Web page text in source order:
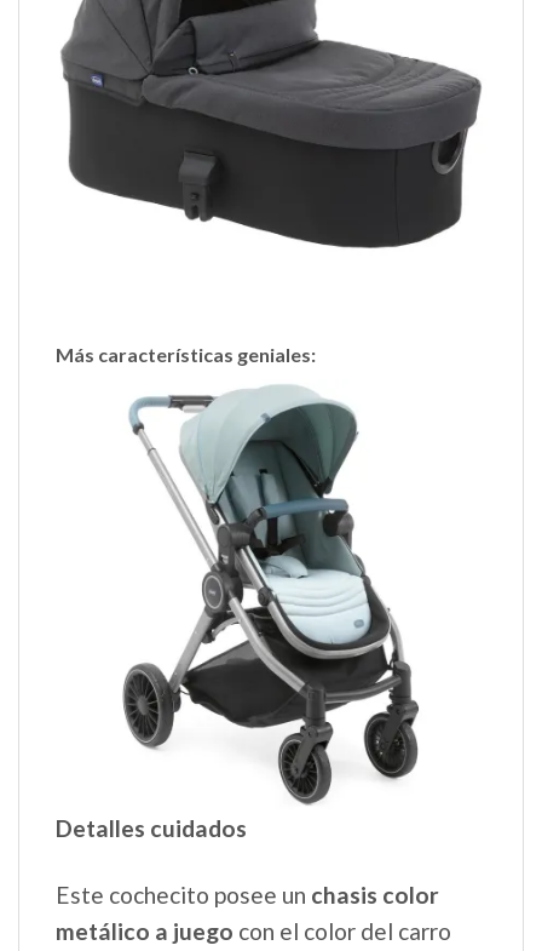
Más características geniales:
Detalles cuidados
Este cochecito posee un chasis color
metálico a juego con el color del carro